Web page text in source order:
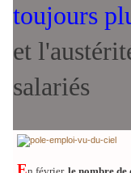
toujours
et
salariés
E